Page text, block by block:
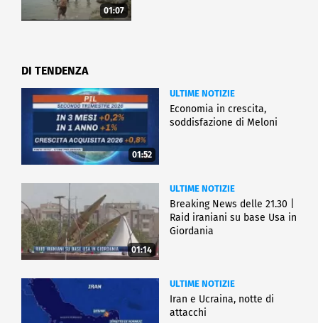
01:07
DI TENDENZA
01:52
ULTIME NOTIZIE
Economia in crescita,
soddisfazione di Meloni
01:14
ULTIME NOTIZIE
Breaking News delle 21.30 |
Raid iraniani su base Usa in
Giordania
ULTIME NOTIZIE
Iran e Ucraina, notte di
attacchi